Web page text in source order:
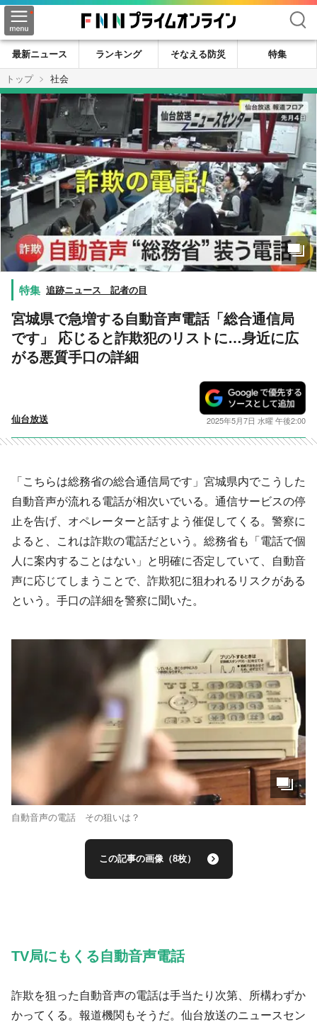
検索
最新ニュース ランキング そなえる防災
特集
トップ
社会
追跡ニュース 記者の目
宮城県で急増する自動音声電話「総合通信局
です」 応じると詐欺犯のリストに…身近に広
がる悪質手口の詳細
仙台放送 2025年5月7日 水曜 午後2:00
「こちらは総務省の総合通信局です」宮城県内でこうした
自動音声が流れる電話が相次いでいる。通信サービスの停
止を告げ、オペレーターと話すよう催促してくる。警察に
よると、これは詐欺の電話だという。総務省も「電話で個
人に案内することはない」と明確に否定していて、自動音
声に応じてしまうことで、詐欺犯に狙われるリスクがある
という。手口の詳細を警察に聞いた。
自動音声の電話 その狙いは？
この記事の画像（8枚）
TV局にもくる自動音声電話
詐欺を狙った自動音声の電話は手当たり次第、所構わずか
かってくる。報道機関もそうだ。仙台放送のニュースセン